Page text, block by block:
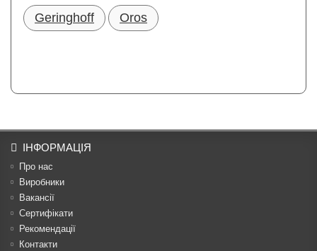
Geringhoff Oros
ІНФОРМАЦІЯ
Про нас
Виробники
Вакансії
Сертифікати
Рекомендації
Контакти